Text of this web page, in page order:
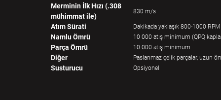
Merminin İlk Hızı (.308
mühimmat ile)
830 m/s
Atım Sürati Dakikada yaklaşık 800-1000 RPM
Namlu Ömrü 10 000 atış minimum (QPQ
Parça Ömrü 10 000 atış minimum
Diğer Paslanmaz çelik parçalar, uzun
Susturucu Opsiyonel